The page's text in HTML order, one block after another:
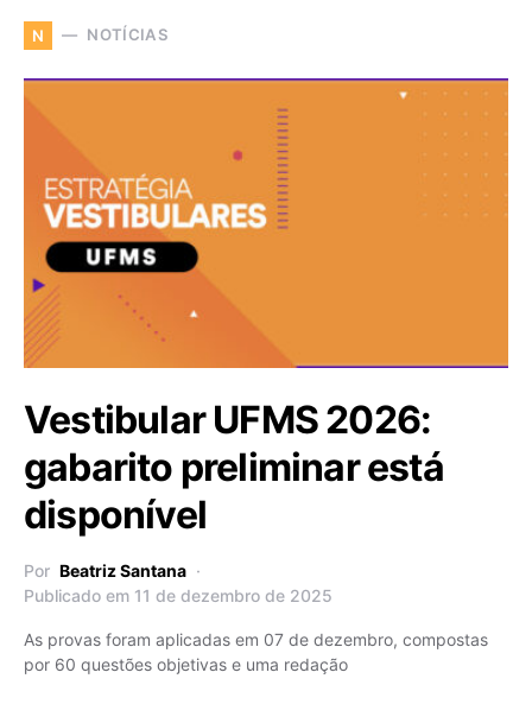
N NOTÍCIAS
Vestibular UFMS 2026:
gabarito preliminar está
disponível
Por Beatriz Santana
Publicado em 11 de dezembro de 2025
As provas foram aplicadas em 07 de dezembro, compostas
por 60 questões objetivas e uma redação